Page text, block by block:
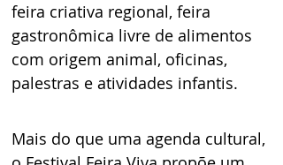
feira criativa regional, feira
gastronômica livre de alimentos
com origem animal, oficinas,
palestras e atividades infantis.
Mais do que uma agenda cultural,